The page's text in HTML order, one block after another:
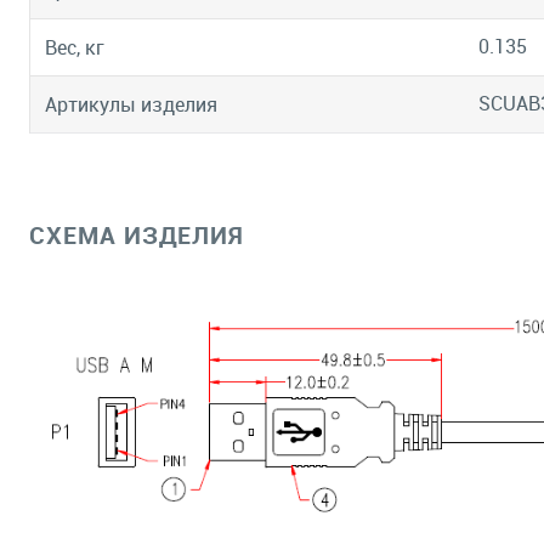
Вес, кг 0.135
Артикулы изделия
СХЕМА ИЗДЕЛИЯ